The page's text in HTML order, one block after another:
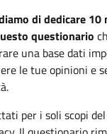
di dedicare 10
questionario
una base dati
le tue opinioni e
per i soli scopi